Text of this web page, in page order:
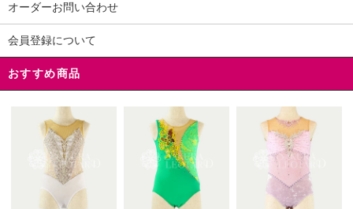
オーダーお問い合わせ
会員登録について
おすすめ商品